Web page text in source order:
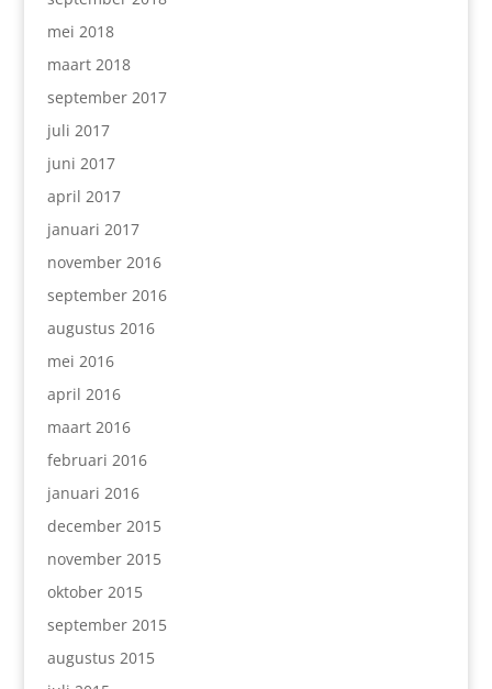
mei 2018
maart 2018
september 2017
juli 2017
juni 2017
april 2017
januari 2017
november 2016
september 2016
augustus 2016
mei 2016
april 2016
maart 2016
februari 2016
januari 2016
december 2015
november 2015
oktober 2015
september 2015
augustus 2015